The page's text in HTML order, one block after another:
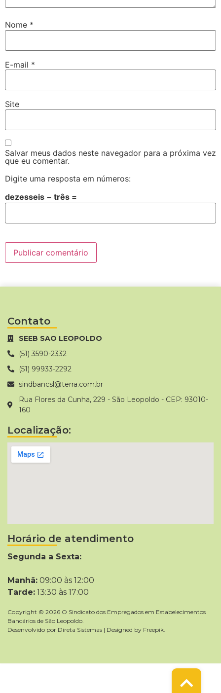
Nome *
E-mail *
Site
Salvar meus dados neste navegador para a próxima vez
que eu comentar.
Digite uma resposta em números:
dezesseis − três =
Contato
SEEB SAO LEOPOLDO
(51) 3590-2332
(51) 99933-2292
sindbancsl@terra.com.br
Rua Flores da Cunha, 229 - São Leopoldo - CEP: 93010-
160
Localização:
Horário de atendimento
Segunda a Sexta:
Manhã: 09:00 às 12:00
Tarde: 13:30 às 17:00
Copyright © 2026 O Sindicato dos Empregados em Estabelecimentos
Bancários de São Leopoldo.
Desenvolvido por Direta Sistemas | Designed by Freepik